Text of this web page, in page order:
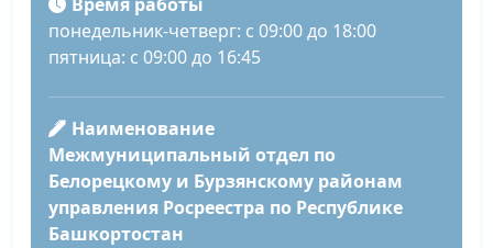
понедельник-четверг: с 09:00 до 18:00
пятница: с 09:00 до 16:45
Наименование
Межмуниципальный отдел по
Белорецкому и Бурзянскому районам
управления Росреестра по Республике
Башкортостан